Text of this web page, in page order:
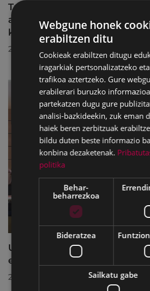
Trafiko-murrizketak Egogain
abuztuaren 10etik abuztuaren
konponketa-lanak direla-eta
2026/07/30
Udalbatzak 2026ko uztailaren
egindako bilkuran hartutako
2026/07/28
Webgune honek
erabiltzen ditu
Cookieak erabiltzen ditugu
iragarkiak pertsonalizatzeko
trafikoa aztertzeko. Gure
erabilerari buruzko
partekatzen dugu gure
analisi-bazkideekin, zuk eman
haiek beren zerbitzuak
bildu duten beste informazio
konbina dezaketenak.
politika
Behar-
beharrezkoa
Bideratzea
Sailkatu gabe